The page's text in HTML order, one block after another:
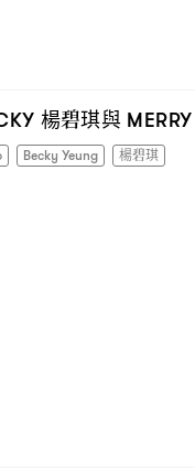
楊碧琪與
Becky Yeung 楊碧琪